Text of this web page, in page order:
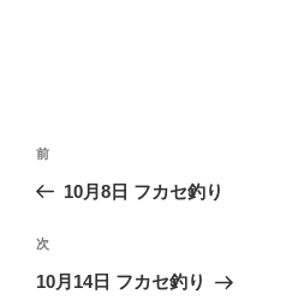
投
ビ
ゲ
前
の
稿
前
10月8日 フカセ釣り
次
の
次
10月14日 フカセ釣り